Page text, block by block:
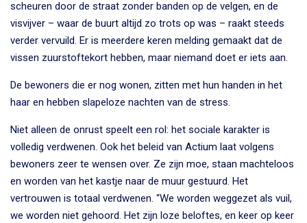
scheuren door de straat zonder banden op de velgen, en de
visvijver – waar de buurt altijd zo trots op was – raakt steeds
verder vervuild. Er is meerdere keren melding gemaakt dat de
vissen zuurstoftekort hebben, maar niemand doet er iets aan.
De bewoners die er nog wonen, zitten met hun handen in het
haar en hebben slapeloze nachten van de stress.
Niet alleen de onrust speelt een rol: het sociale karakter is
volledig verdwenen. Ook het beleid van Actium laat volgens
bewoners zeer te wensen over. Ze zijn moe, staan machteloos
en worden van het kastje naar de muur gestuurd. Het
vertrouwen is totaal verdwenen. “We worden weggezet als vuil,
we worden niet gehoord. Het zijn loze beloftes, en keer op keer